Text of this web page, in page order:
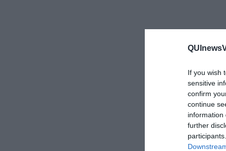
If you wish
sensitive
confirm
continue
information
further